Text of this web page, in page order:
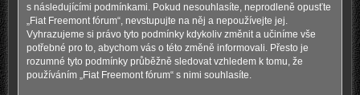
s následujícími podmínkami. Pokud nesouhlasíte, neprodleně opusťte
„Fiat Freemont fórum“, nevstupujte na něj a nepoužívejte jej.
Vyhrazujeme si právo tyto podmínky kdykoliv změnit a učiníme vše
potřebné pro to, abychom vás o této změně informovali. Přesto je
rozumné tyto podmínky průběžně sledovat vzhledem k tomu, že
používáním „Fiat Freemont fórum“ s nimi souhlasíte.